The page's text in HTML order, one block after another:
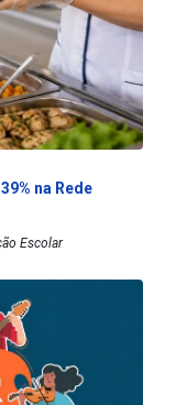
na Rede
Escolar